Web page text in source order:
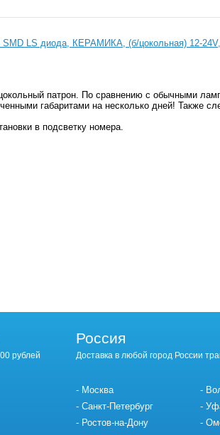
LS диода, КЕРАМИКА, (б/цокольная) 12-
патрон. По сравнению с обычными
габаритами на несколько дней! Также
в подсветку номера.
рублей
Россия
Доставка в любой город России
Москва
Санкт-Петербург
Ростов-на-Дону